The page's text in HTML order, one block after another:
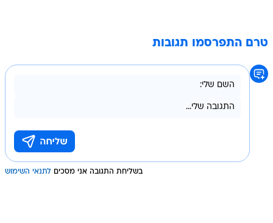
טרם התפרסמו תגובות
בשליחת התגובה אני מסכים לתנאי השימוש